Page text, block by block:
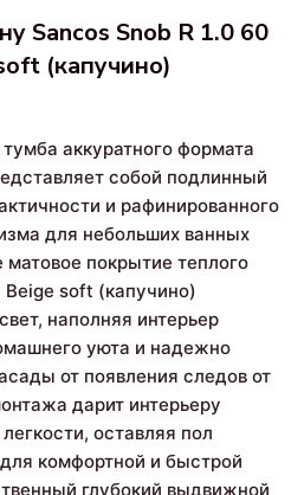
Sancos Snob R 1.0 60
(капучино)
аккуратного формата
собой подлинный
и рафинированного
для небольших ванных
покрытие теплого
Beige soft (капучино)
наполняя интерьер
уюта и надежно
от появления следов от
дарит интерьеру
оставляя пол
комфортной и быстрой
глубокий выдвижной